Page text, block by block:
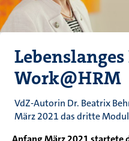
Work@HRM
VdZ-Autorin Dr. Beatrix
März 2021 das dritte